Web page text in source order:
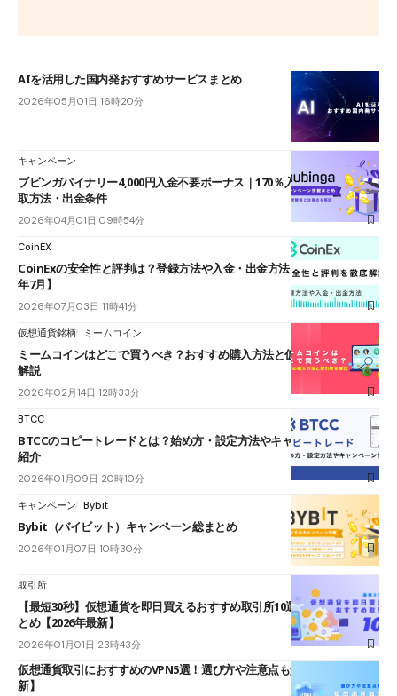
AIを活用した国内発おすすめサービスまとめ
2026年05月01日 16時20分
キャンペーン
ブビンガバイナリー4,000円入金不要ボーナス｜170％入金ボーナスの受
取方法・出金条件
2026年04月01日 09時54分
CoinEX
CoinExの安全性と評判は？登録方法や入金・出金方法も解説！【2026
年7月】
2026年07月03日 11時41分
仮想通貨銘柄 ミームコイン
ミームコインはどこで買うべき？おすすめ購入方法と仮想通貨取引所を
解説
2026年02月14日 12時33分
BTCC
BTCCのコピートレードとは？始め方・設定方法やキャンペーン情報も
紹介
2026年01月09日 20時10分
キャンペーン Bybit
Bybit（バイビット）キャンペーン総まとめ
2026年01月07日 10時30分
取引所
【最短30秒】仮想通貨を即日買えるおすすめ取引所10選｜国内＆海外ま
とめ【2026年最新】
2026年01月01日 23時43分
仮想通貨取引におすすめのVPN5選！選び方や注意点も解説【2026年最
新】